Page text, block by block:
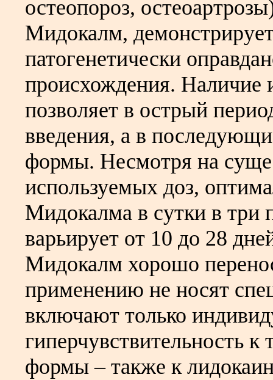
остеопороз,
Мидокалм,
патогенетически
происхождения. Наличие
позволяет в острый
введения, а в
формы. Несмотря на
используемых доз,
Мидокалма в сутки в три
варьирует от 10 до 28
Мидокалм хорошо
применению не носят
включают только
гиперчувствительность
формы – также к